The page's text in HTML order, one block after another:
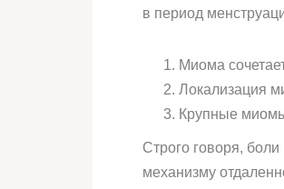
в период
Миома
Локализация
Крупные
Строго говоря,
механизму